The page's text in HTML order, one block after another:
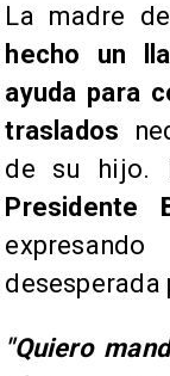
La madre
hecho un
ayuda para
traslados
de su hijo.
Presidente
desesperada
"Quiero